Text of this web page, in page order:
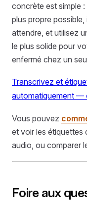
concrète est simple
plus propre
attendre, et utilisez
le plus solide pour
enfermé chez un
Transcrivez et
automatiquement —
Vous pouvez
et voir les étiquettes
audio, ou comparer
Foire aux